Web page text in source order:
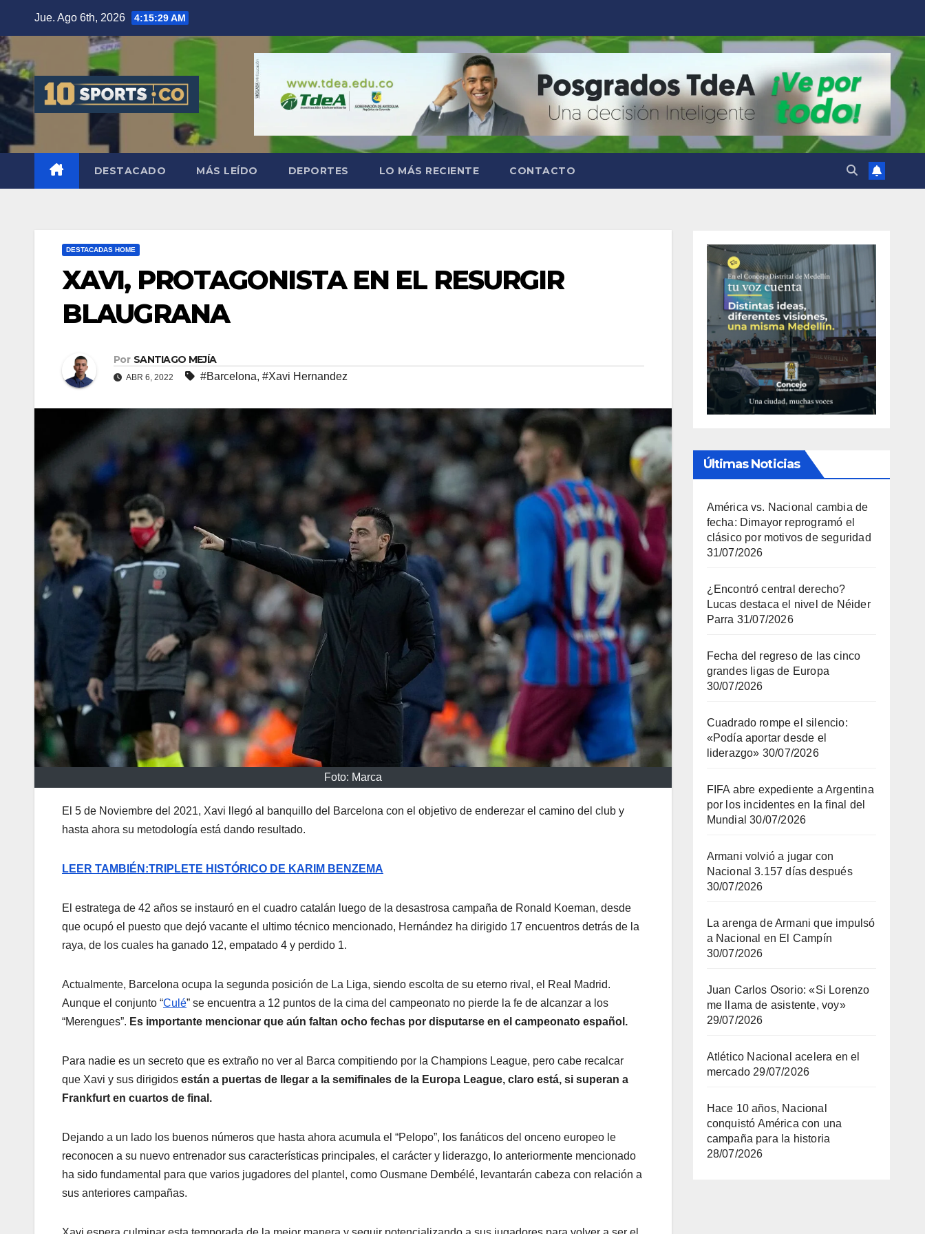
Jue. Ago 6th, 2026 4:15:30 AM
DESTACADO MÁS LEÍDO DEPORTES LO MÁS RECIENTE CONTACTO
DESTACADAS HOME
XAVI, PROTAGONISTA EN EL RESURGIR
BLAUGRANA
Por SANTIAGO MEJÍA
ABR 6, 2022 #Barcelona, #Xavi Hernandez
Foto: Marca
El 5 de Noviembre del 2021, Xavi llegó al banquillo del Barcelona con el objetivo de enderezar el camino del club y
hasta ahora su metodología está dando resultado.
LEER TAMBIÉN:TRIPLETE HISTÓRICO DE KARIM BENZEMA
El estratega de 42 años se instauró en el cuadro catalán luego de la desastrosa campaña de Ronald Koeman, desde
que ocupó el puesto que dejó vacante el ultimo técnico mencionado, Hernández ha dirigido 17 encuentros detrás de la
raya, de los cuales ha ganado 12, empatado 4 y perdido 1.
Actualmente, Barcelona ocupa la segunda posición de La Liga, siendo escolta de su eterno rival, el Real Madrid.
Aunque el conjunto “Culé” se encuentra a 12 puntos de la cima del campeonato no pierde la fe de alcanzar a los
“Merengues”. Es importante mencionar que aún faltan ocho fechas por disputarse en el campeonato español.
Para nadie es un secreto que es extraño no ver al Barca compitiendo por la Champions League, pero cabe recalcar
que Xavi y sus dirigidos están a puertas de llegar a la semifinales de la Europa League, claro está, si superan a
Frankfurt en cuartos de final.
Dejando a un lado los buenos números que hasta ahora acumula el “Pelopo”, los fanáticos del onceno europeo le
reconocen a su nuevo entrenador sus características principales, el carácter y liderazgo, lo anteriormente mencionado
ha sido fundamental para que varios jugadores del plantel, como Ousmane Dembélé, levantarán cabeza con relación a
sus anteriores campañas.
Últimas Noticias
América vs. Nacional cambia de
fecha: Dimayor reprogramó el
clásico por motivos de seguridad
31/07/2026
¿Encontró central derecho?
Lucas destaca el nivel de Néider
Parra 31/07/2026
Fecha del regreso de las cinco
grandes ligas de Europa
30/07/2026
Cuadrado rompe el silencio:
«Podía aportar desde el
liderazgo» 30/07/2026
FIFA abre expediente a Argentina
por los incidentes en la final del
Mundial 30/07/2026
Armani volvió a jugar con
Nacional 3.157 días después
30/07/2026
La arenga de Armani que impulsó
a Nacional en El Campín
30/07/2026
Juan Carlos Osorio: «Si Lorenzo
me llama de asistente, voy»
29/07/2026
Atlético Nacional acelera en el
mercado 29/07/2026
Hace 10 años, Nacional
conquistó América con una
campaña para la historia
28/07/2026